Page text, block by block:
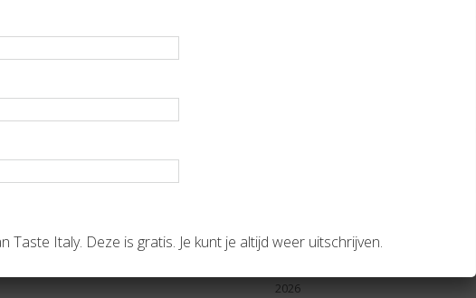
Marcinelle, FdI accusa la Cgil:
Russa mentre leggeva il
Mattarella”. Ma il sindacato
Covid, Boccia: “Governo
Jc, non si ripetano i casi
Marcinelle, Mattarella:
migratori rispetti la dignità
Covid, faro della procura di
sull’esposto presentato da
2026
Taste Italy. Deze is gratis. Je kunt je altijd weer uitschrijven.